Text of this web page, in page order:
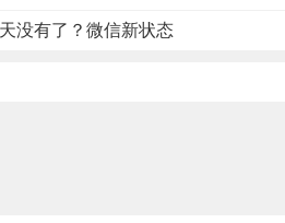
没有了？微信新状态